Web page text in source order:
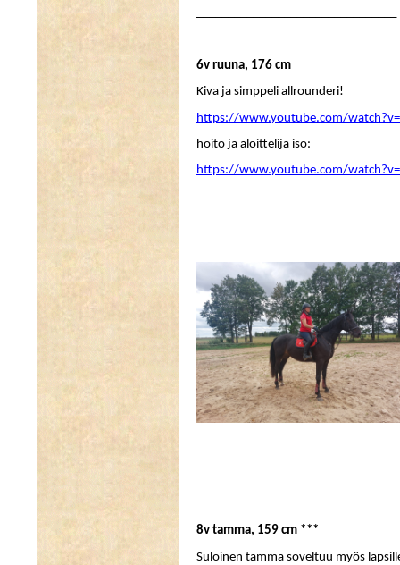
6v ruuna, 176 cm
Kiva ja simppeli allrounderi!
https://www.youtube.com/
hoito ja aloittelija iso:
https://www.youtube.com/
8v tamma, 159 cm ***
Suloinen tamma soveltuu myös